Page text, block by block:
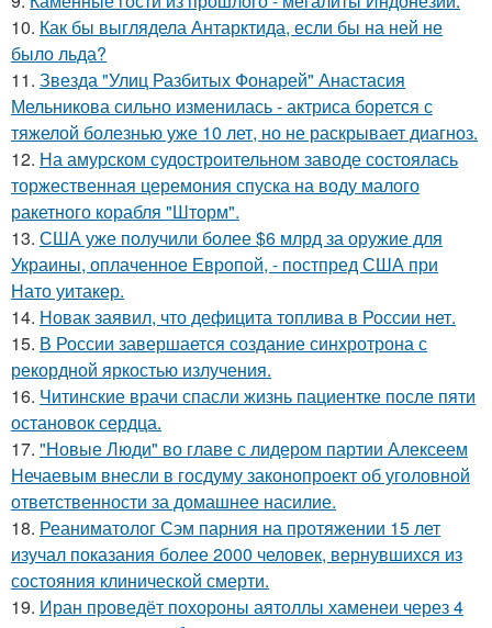
10. Как бы выглядела Антарктида, если бы на ней не
было льда?
11. Звезда "Улиц Разбитых Фонарей" Анастасия
Мельникова сильно изменилась - актриса борется с
тяжелой болезнью уже 10 лет, но не раскрывает диагноз.
12. На амурском судостроительном заводе состоялась
торжественная церемония спуска на воду малого
ракетного корабля "Шторм".
13. США уже получили более $6 млрд за оружие для
Украины, оплаченное Европой, - постпред США при
Нато уитакер.
14. Новак заявил, что дефицита топлива в России нет.
15. В России завершается создание синхротрона с
рекордной яркостью излучения.
16. Читинские врачи спасли жизнь пациентке после пяти
остановок сердца.
17. "Новые Люди" во главе с лидером партии Алексеем
Нечаевым внесли в госдуму законопроект об уголовной
ответственности за домашнее насилие.
18. Реаниматолог Сэм парния на протяжении 15 лет
изучал показания более 2000 человек, вернувшихся из
состояния клинической смерти.
19. Иран проведёт похороны аятоллы хаменеи через 4